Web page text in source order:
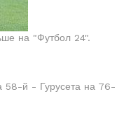
на "Футбол 24".
58-й - Гурусета на 76-